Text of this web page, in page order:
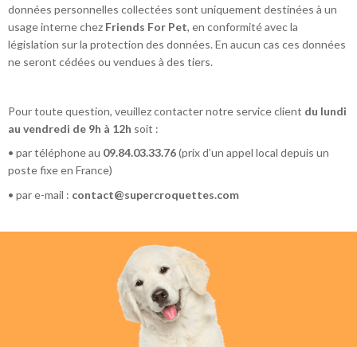
données personnelles collectées sont uniquement destinées à un
usage interne chez Friends For Pet, en conformité avec la
législation sur la protection des données. En aucun cas ces données
ne seront cédées ou vendues à des tiers.
Pour toute question, veuillez contacter notre service client du lundi
au vendredi de 9h à 12h soit :
• par téléphone au 09.84.03.33.76(prix d’un appel local depuis un
poste fixe en France)
• par e-mail : contact@supercroquettes.com